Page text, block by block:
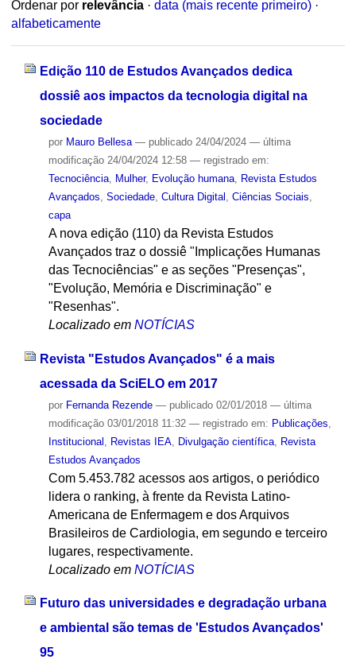
Ordenar por relevância · data (mais recente primeiro) ·
alfabeticamente
Edição 110 de Estudos Avançados dedica
dossiê aos impactos da tecnologia digital na
sociedade
por Mauro Bellesa — publicado24/04/2024 — última
modificação24/04/2024 12:58 — registrado em:
Tecnociência, Mulher, Evolução humana,
Revista Estudos
Avançados Sociedade, Cultura Digital Ciências Sociais
capa
A nova edição (110) da Revista Estudos
Avançados traz o dossiê "Implicações Humanas
das Tecnociências" e as seções "Presenças",
"Evolução, Memória e Discriminação" e
"Resenhas".
Localizado em NOTÍCIAS
Revista "Estudos Avançados" é a mais
acessada da SciELO em 2017
por Fernanda Rezende — publicado02/01/2018 — última
modificação03/01/2018 11:32 — registrado em: Publicações
Institucional
Revistas IEA, Divulgação científica, Revista
Estudos Avançados
Com 5.453.782 acessos aos artigos, o periódico
lidera o ranking, à frente da Revista Latino-
Americana de Enfermagem e dos Arquivos
Brasileiros de Cardiologia, em segundo e terceiro
lugares, respectivamente.
Localizado em NOTÍCIAS
Futuro das universidades e degradação urbana
e ambiental são temas de 'Estudos Avançados'
95